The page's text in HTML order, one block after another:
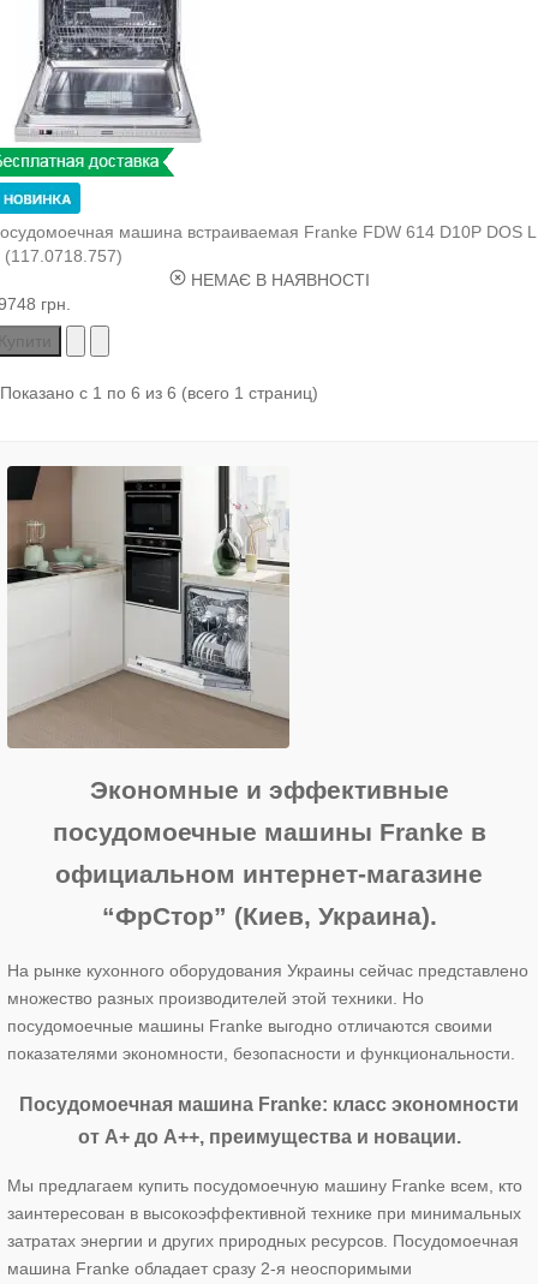
машина встраиваемая Franke FDW 614 D10P DOS
(117.0718.757)
НЕМАЄ В НАЯВНОСТІ
грн.
Показано с 1 по 6 из 6 (всего 1 страниц)
Экономные и эффективные
посудомоечные машины Franke в
официальном интернет-магазине
“ФрСтор” (Киев, Украина).
На рынке кухонного оборудования Украины сейчас представлено
множество разных производителей этой техники. Но
посудомоечные машины Franke выгодно отличаются своими
показателями экономности, безопасности и функциональности.
Посудомоечная машина Franke: класс экономности
от А+ до А++, преимущества и новации.
Мы предлагаем купить посудомоечную машину Franke всем, кто
заинтересован в высокоэффективной технике при минимальных
затратах энергии и других природных ресурсов. Посудомоечная
машина Franke обладает сразу 2-я неоспоримыми